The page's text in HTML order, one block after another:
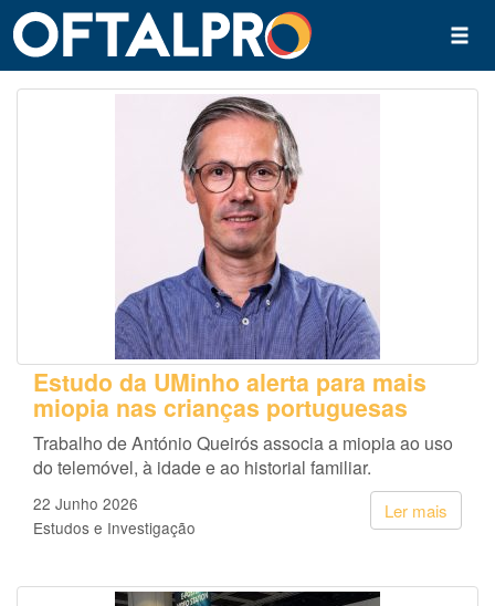
Estudo da UMinho alerta para mais
miopia nas crianças portuguesas
Trabalho de António Queirós associa a miopia ao uso
do telemóvel, à idade e ao historial familiar.
Ler mais
22 Junho 2026
Estudos e Investigação